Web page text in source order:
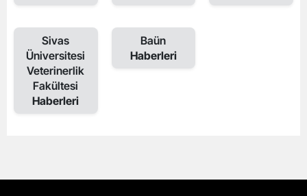
Sivas
Üniversitesi
Veterinerlik
Fakültesi
Haberleri
Baün
Haberleri